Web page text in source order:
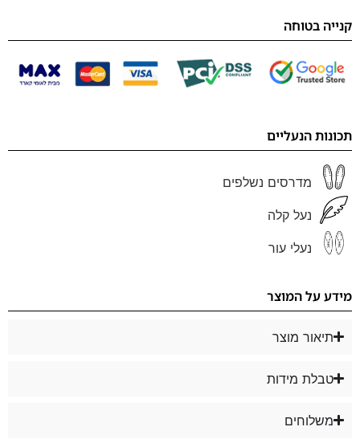
קנייה בטוחה
תכונות הנעליים
מדרסים נשלפים
נעל קלה
נעלי עור
מידע על המוצר
תיאור מוצר
טבלת מידות
משלוחים